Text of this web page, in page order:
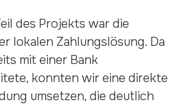
des Projekts war die
lokalen Zahlungslösung. Da
mit einer Bank
konnten wir eine direkte
umsetzen, die deutlich